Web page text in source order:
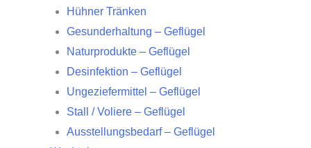
Hühner Tränken
Gesunderhaltung – Geflügel
Naturprodukte – Geflügel
Desinfektion – Geflügel
Ungeziefermittel – Geflügel
Stall / Voliere – Geflügel
Ausstellungsbedarf – Geflügel